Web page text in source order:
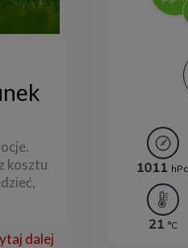
kosztu
dalej